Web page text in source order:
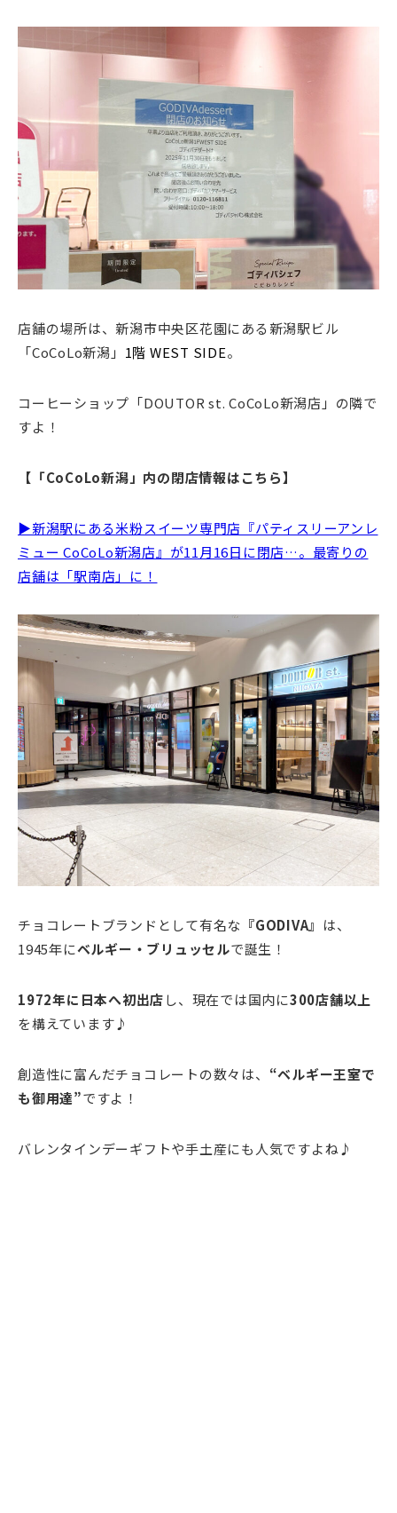
店舗の場所は、新潟市中央区花園にある新潟駅ビル
「CoCoLo新潟」 1階 WEST SIDE。
コーヒーショップ「DOUTOR st. CoCoLo新潟店」の隣で
すよ！
【「CoCoLo新潟」内の閉店情報はこちら】
▶新潟駅にある米粉スイーツ専門店『パティスリーアンレ
ミュー CoCoLo新潟店』が11月16日に閉店…。最寄りの
店舗は「駅南店」に！
チョコレートブランドとして有名な 『GODIVA』 は、
1945年にベルギー・ブリュッセルで誕生！
1972年に日本へ初出店し、現在では国内に300店舗以上
を構えています♪
創造性に富んだチョコレートの数々は、 “ベルギー王室で
も御用達”ですよ！
バレンタインデーギフトや手土産にも人気ですよね♪